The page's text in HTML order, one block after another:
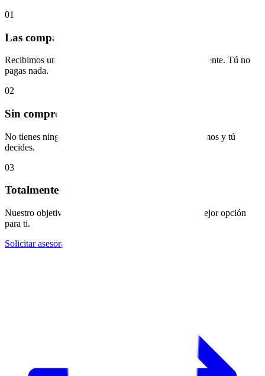
01
Las compañías nos pagan
Recibimos una comisión de las compañías por cada cliente. Tú no
pagas nada.
02
Sin compromisos
No tienes ninguna obligación de contratar. Te asesoramos y tú
decides.
03
Totalmente imparciales
Nuestro objetivo es tu ahorro. Te recomendamos la mejor opción
para ti.
Solicitar asesoramiento gratuito